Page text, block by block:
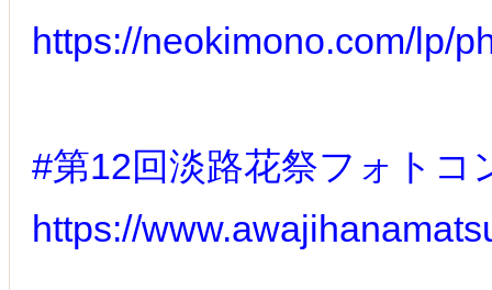
https://neokimono.com/lp/
#第12回淡路花祭フォトコ
https://